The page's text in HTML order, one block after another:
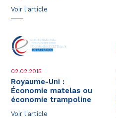
Voir l'article
02.02.2015
Royaume-Uni :
Économie matelas ou
économie trampoline
Voir l'article